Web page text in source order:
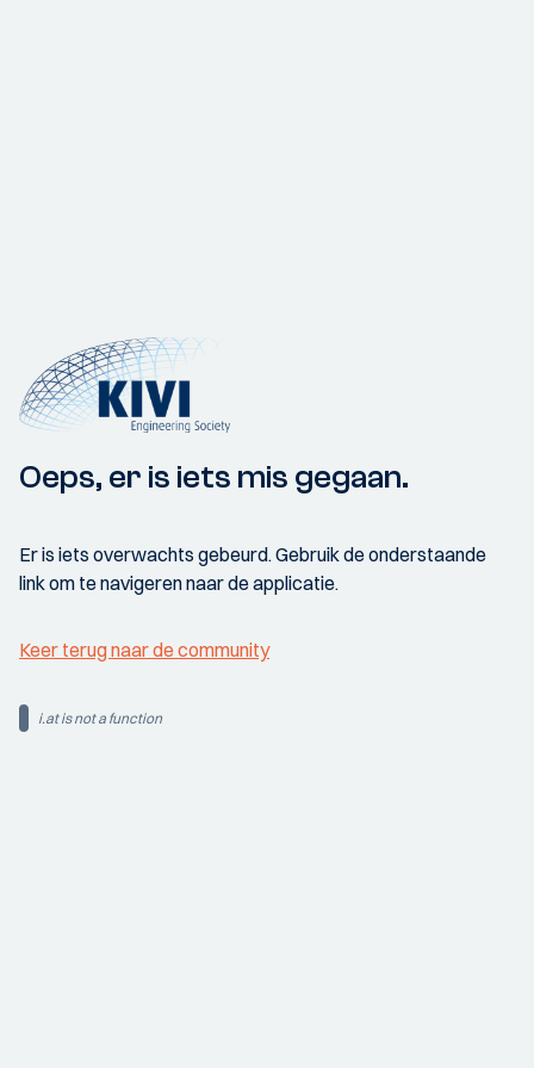
Oeps, er is iets mis gegaan.
Er is iets overwachts gebeurd. Gebruik de onderstaande
link om te navigeren naar de applicatie.
Keer terug naar de community
i.at is not a function